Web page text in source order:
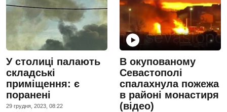
У столиці палають
складські
приміщення: є
поранені
29 грудня, 2023, 08:22
В окупованому
Севастополі
спалахнула пожежа
в районі монастиря
(відео)